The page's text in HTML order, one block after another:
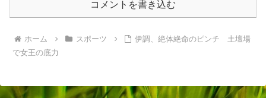
コメントを書き込む
ホーム スポーツ
伊調、絶体絶命のピンチ 土壇場
で女王の底力